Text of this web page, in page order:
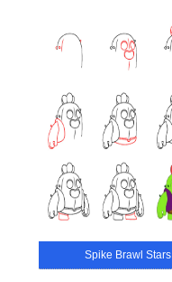
Spike Brawl Stars